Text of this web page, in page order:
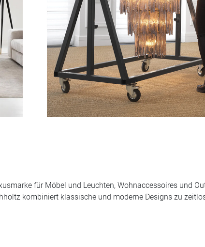
für Möbel und Leuchten, Wohnaccessoires und
kombiniert klassische und moderne Designs zu